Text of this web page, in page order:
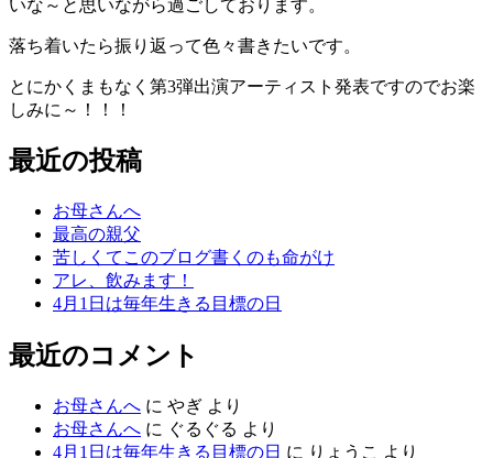
いな～と思いながら過ごしております。
落ち着いたら振り返って色々書きたいです。
とにかくまもなく第3弾出演アーティスト発表ですのでお楽
しみに～！！！
最近の投稿
お母さんへ
最高の親父
苦しくてこのブログ書くのも命がけ
アレ、飲みます！
4月1日は毎年生きる目標の日
最近のコメント
お母さんへ に やぎ より
お母さんへ に ぐるぐる より
4月1日は毎年生きる目標の日 に りょうこ より